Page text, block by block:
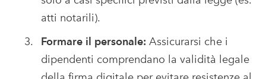
atti notarili).
Formare il personale: Assicurarsi che i
dipendenti comprendano la validità legale